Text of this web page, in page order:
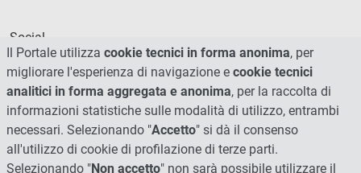
Social
Il Portale utilizza cookie tecnici in forma anonima, per
migliorare l'esperienza di navigazione e cookie tecnici
analitici in forma aggregata e anonima, per la raccolta di
informazioni statistiche sulle modalità di utilizzo, entrambi
necessari. Selezionando "Accetto" si dà il consenso
all'utilizzo di cookie di profilazione di terze parti.
Selezionando "Non accetto" non sarà possibile utilizzare il